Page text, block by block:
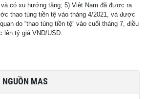
có xu hướng tăng; 5) Việt Nam đã được ra
thao túng tiền tệ vào tháng 4/2021, và được
do “thao túng tiền tệ” vào cuối tháng 7, điều
lên tỷ giá VND/USD.
NGUỒN MAS